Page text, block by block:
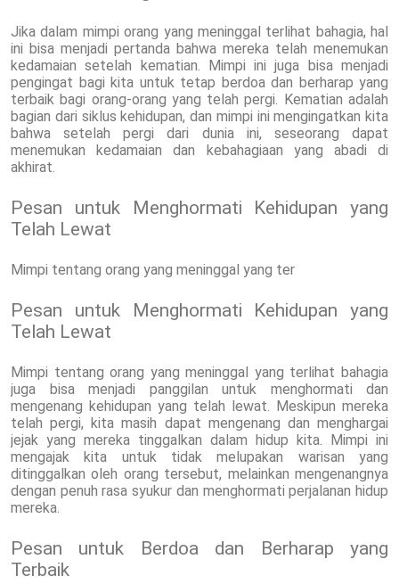
Jika dalam mimpi orang yang meninggal terlihat bahagia, hal
ini bisa menjadi pertanda bahwa mereka telah menemukan
kedamaian setelah kematian. Mimpi ini juga bisa menjadi
pengingat bagi kita untuk tetap berdoa dan berharap yang
terbaik bagi orang-orang yang telah pergi. Kematian adalah
bagian dari siklus kehidupan, dan mimpi ini mengingatkan kita
bahwa setelah pergi dari dunia ini, seseorang dapat
menemukan kedamaian dan kebahagiaan yang abadi di
akhirat.
Pesan untuk Menghormati Kehidupan yang
Telah Lewat
Mimpi tentang orang yang meninggal yang ter
Pesan untuk Menghormati Kehidupan yang
Telah Lewat
Mimpi tentang orang yang meninggal yang terlihat bahagia
juga bisa menjadi panggilan untuk menghormati dan
mengenang kehidupan yang telah lewat. Meskipun mereka
telah pergi, kita masih dapat mengenang dan menghargai
jejak yang mereka tinggalkan dalam hidup kita. Mimpi ini
mengajak kita untuk tidak melupakan warisan yang
ditinggalkan oleh orang tersebut, melainkan mengenangnya
dengan penuh rasa syukur dan menghormati perjalanan hidup
mereka.
Pesan untuk Berdoa dan Berharap yang
Terbaik